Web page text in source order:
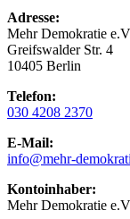
Adresse:
Mehr Demokratie
Greifswalder Str. 4
10405 Berlin
Telefon:
030 4208 2370
E-Mail:
info@mehr-
Kontoinhaber:
Mehr Demokratie